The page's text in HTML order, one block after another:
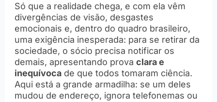
Só que a realidade chega, e com ela vêm
divergências de visão, desgastes
emocionais e, dentro do quadro brasileiro,
uma exigência inesperada: para se retirar da
sociedade, o sócio precisa notificar os
demais, apresentando prova clara e
inequívoca de que todos tomaram ciência.
Aqui está a grande armadilha: se um deles
mudou de endereço, ignora telefonemas ou